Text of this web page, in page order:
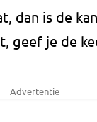
dan is de
geef je de
Advertentie